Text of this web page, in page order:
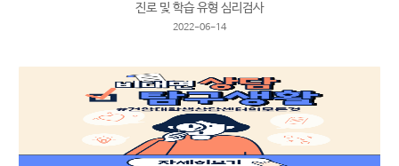
진로 및 학습 유형 심리검사
2022-06-14